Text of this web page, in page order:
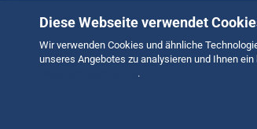
Diese Webseite verwendet
Wir verwenden Cookies und ähnliche
unseres Angebotes zu analysieren und Ihnen
.